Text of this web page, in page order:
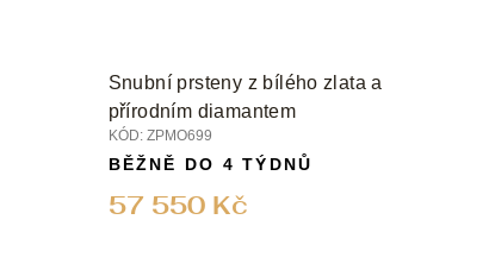
Snubní prsteny z bílého zlata a
přírodním diamantem
KÓD: ZPMO699
57 550 Kč
BĚŽNĚ DO 4 TÝDNŮ